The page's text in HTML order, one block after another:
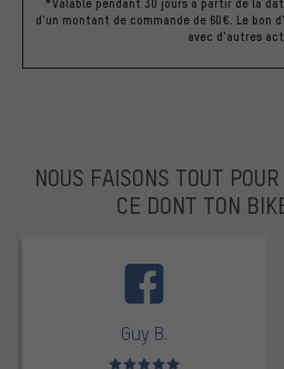
d'un montant de commande de 60€. Le bon
avec d'autres
NOUS FAISONS TOUT
CE DONT TON
Guy B.
Note moyenne : 5 sur 5